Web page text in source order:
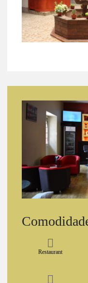
Restaurant